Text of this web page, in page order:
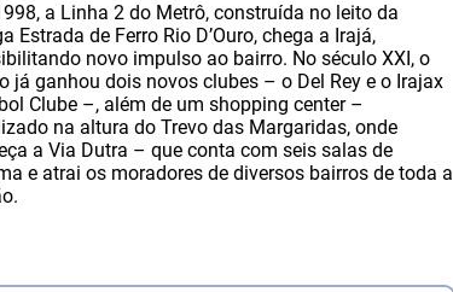
a Linha 2 do Metrô, construída no leito da
Estrada de Ferro Rio D’Ouro, chega a Irajá,
novo impulso ao bairro. No século XXI, o
já ganhou dois novos clubes – o Del Rey e o Irajax
Clube –, além de um shopping center –
na altura do Trevo das Margaridas, onde
a Via Dutra – que conta com seis salas de
e atrai os moradores de diversos bairros de toda a